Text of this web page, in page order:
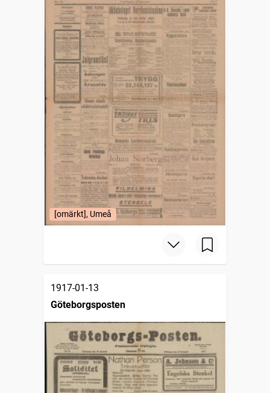
[omärkt], Umeå
1917-01-13
Göteborgsposten